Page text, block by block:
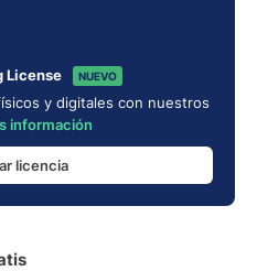
License NUEVO
y digitales con nuestros
información
licencia